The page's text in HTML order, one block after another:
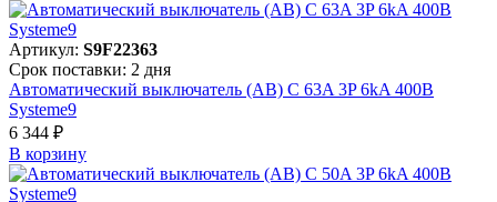
Артикул: S9F22363
Срок поставки: 2 дня
Автоматический выключатель (АВ) C 63A 3P 6kA 400В
Systeme9
6 344 ₽
В корзинy